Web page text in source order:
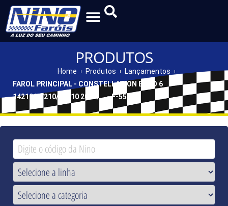
PRODUTOS
Home Produtos
Lançamentos
FAROL PRINCIPAL - CONSTELLATION EURO 6
14210/17210/18210 2023/... - F-551